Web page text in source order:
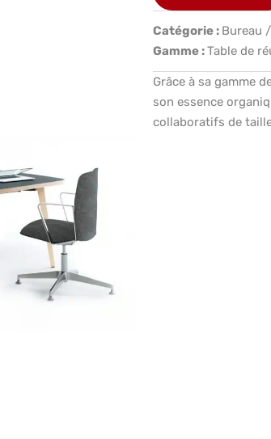
Catégorie : Bureau
Gamme :Table de
Grâce à sa gamme
son essence
collaboratifs de